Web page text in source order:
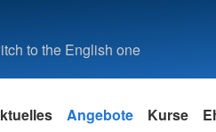
to the English one
Angebote Kurse